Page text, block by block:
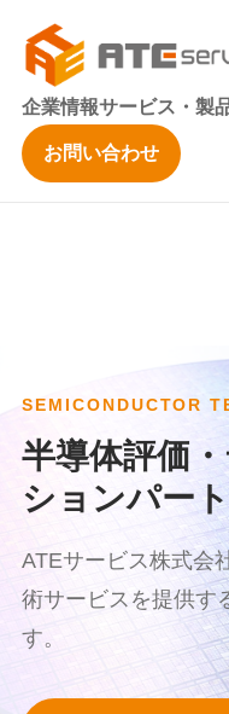
企業情報サービス・製
お問い合わせ
SEMICONDUCTOR
半導体評価
ションパー
ATEサービス株式会
術サービスを提供す
す。